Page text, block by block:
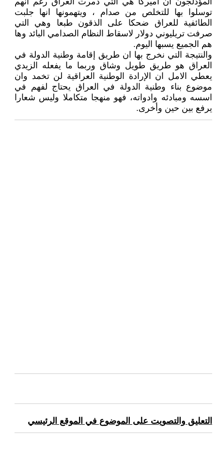
توسلوا بها للتخلص من صدام ، ويتهمونها انها جلبت
الطائفية للعراق ضحكا على الذقون طبعا وهي التي
صرفت تريليوني دولار لاسقاط النظام الصدامي البائد وها
هم الجميع يسبها اليوم.
والنتيجة التي نخرج بها ان طريق إقامة وطنية الدولة في
العراق هو طريق طويل وشاق وربما ما يفعله الزيدي
يعطي الامل ان الإرادة الوطنية العراقية لن تخمد وان
موضوع بناء وطنية الدولة في العراق يحتاج لفهم في
اسسه ومبادئه وادواته، فهو منهجا متكاملا وليس شعارا
يرفع بين حين وأخرى.
التعليق والتصويت على الموضوع في الموقع الرئيسي